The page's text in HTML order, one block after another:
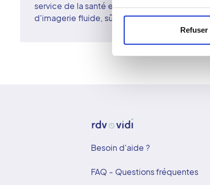
Refuser
service de la santé et de la relation humaine,
d'imagerie fluide, sûr et de qualité.
Besoin d'aide ?
FAQ - Questions fréquentes